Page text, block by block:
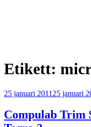
Etikett:
Publicerat
25 januari 2011 25 januari
Compulab Trim